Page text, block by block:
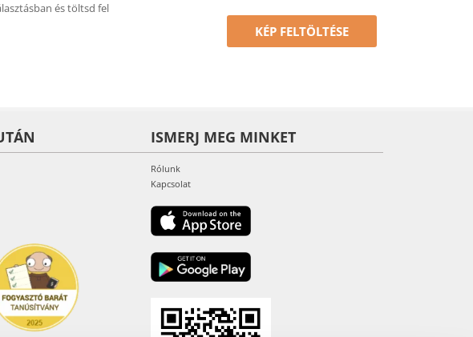
és töltsd fel
KÉP FELTÖLTÉSE
ISMERJ MEG MINKET
Rólunk
Kapcsolat